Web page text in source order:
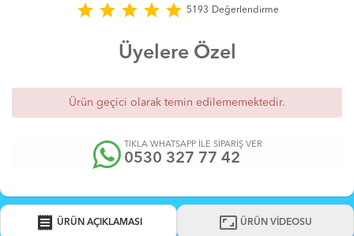
star star star star star 5193 Değerlendirme
Üyelere Özel
Ürün geçici olarak temin edilememektedir.
TIKLA WHATSAPP İLE SİPARİŞ VER
0530 327 77 42
receipt ÜRÜN AÇIKLAMASI aspect_ratio ÜRÜN VİDEOSU